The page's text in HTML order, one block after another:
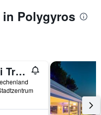
in Polygyros
Halkidiki Trikorfo Luxury Maisonette